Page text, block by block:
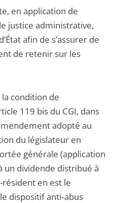
en application de
justice administrative,
afin de s’assurer de
de retenir sur les
condition de
119 bis du CGI, dans
adopté au
du législateur en
générale (application
un dividende distribué à
résident en est le
dispositif anti‑abus